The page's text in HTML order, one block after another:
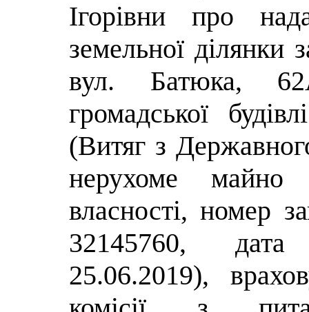
Ігорівни про
земельної ділянки
вул. Батюка,
громадської
(Витяг з
нерухоме майно
власності, номер
32145760, дата
25.06.2019),